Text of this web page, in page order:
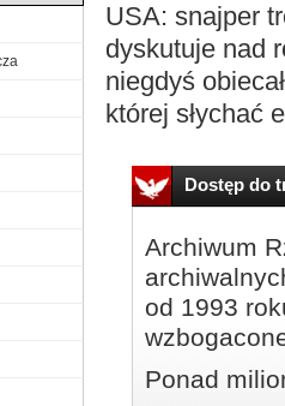
USA: snajper
dyskutuje nad
niegdyś
której słychać
Dostęp do
Archiwum
od 1993
Ponad